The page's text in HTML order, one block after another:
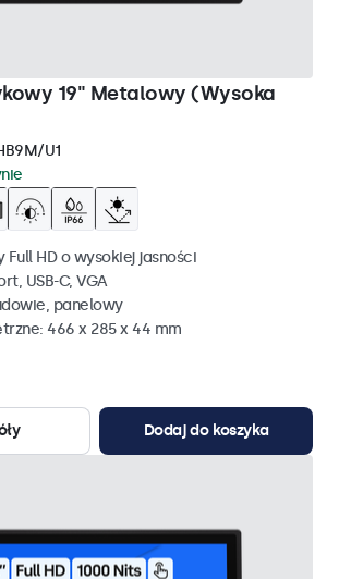
19" Metalowy (Wysoka
U1
Full HD o wysokiej jasności
USB-C, VGA
panelowy
466 x 285 x 44 mm
Dodaj do koszyka